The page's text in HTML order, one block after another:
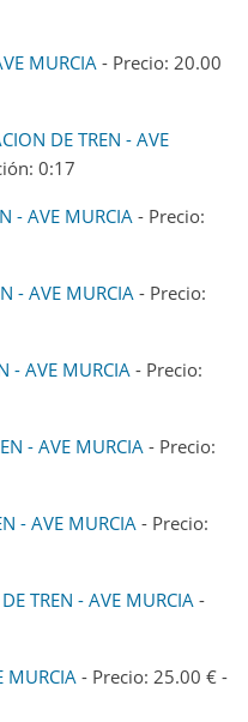
MURCIA - Precio: 20.00
DE TREN - AVE
0:17
- AVE MURCIA - Precio:
- AVE MURCIA - Precio:
- AVE MURCIA - Precio:
- AVE MURCIA - Precio:
- AVE MURCIA - Precio:
TREN - AVE MURCIA -
MURCIA - Precio: 25.00 € -